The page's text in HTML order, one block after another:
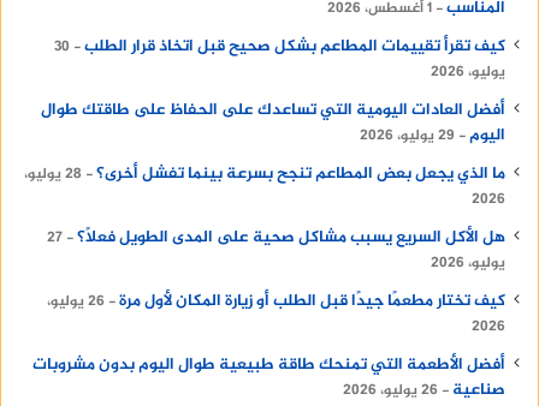
المناسب 1 أغسطس، 2026
كيف تقرأ تقييمات المطاعم بشكل صحيح قبل اتخاذ قرار الطلب
30
يوليو، 2026
أفضل العادات اليومية التي تساعدك على الحفاظ على طاقتك طوال
اليوم
29 يوليو، 2026
ما الذي يجعل بعض المطاعم تنجح بسرعة بينما تفشل أخرى؟
28 يوليو،
2026
هل الأكل السريع يسبب مشاكل صحية على المدى الطويل فعلًا؟ 27
يوليو، 2026
كيف تختار مطعمًا جيدًا قبل الطلب أو زيارة المكان لأول مرة
26 يوليو،
2026
أفضل الأطعمة التي تمنحك طاقة طبيعية طوال اليوم بدون مشروبات
صناعية
26 يوليو، 2026